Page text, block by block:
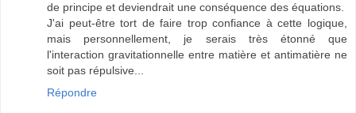
de principe et deviendrait une conséquence des équations.
J'ai peut-être tort de faire trop confiance à cette logique,
mais personnellement, je serais très étonné que
l'interaction gravitationnelle entre matière et antimatière ne
soit pas répulsive...
Répondre